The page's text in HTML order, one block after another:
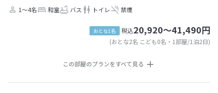
1～4名 和室 バス トイレ 禁煙
おとな1名 税込20,920～41,490円
(おとな2名 こども0名・1部屋/1泊2日)
この部屋のプランをすべて見る